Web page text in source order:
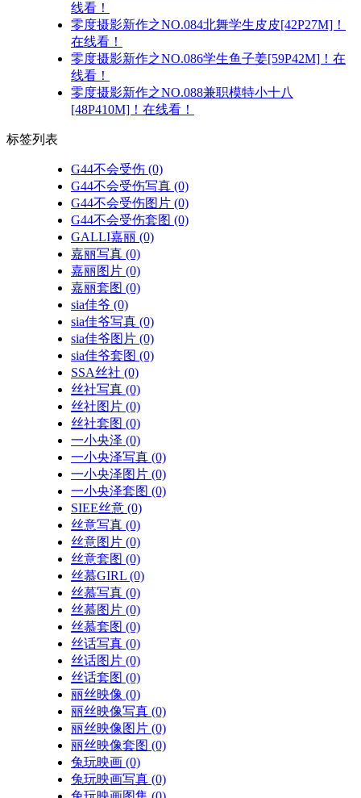
线看！
零度摄影新作之NO.084北舞学生皮皮[42P27M]！
在线看！
零度摄影新作之NO.086学生鱼子姜[59P42M]！在
线看！
零度摄影新作之NO.088兼职模特小十八
[48P410M]！在线看！
标签列表
G44不会受伤 (0)
G44不会受伤写真 (0)
G44不会受伤图片 (0)
G44不会受伤套图 (0)
GALLI嘉丽 (0)
嘉丽写真 (0)
嘉丽图片 (0)
嘉丽套图 (0)
sia佳爷 (0)
sia佳爷写真 (0)
sia佳爷图片 (0)
sia佳爷套图 (0)
SSA丝社 (0)
丝社写真 (0)
丝社图片 (0)
丝社套图 (0)
一小央泽 (0)
一小央泽写真 (0)
一小央泽图片 (0)
一小央泽套图 (0)
SIEE丝意 (0)
丝意写真 (0)
丝意图片 (0)
丝意套图 (0)
丝慕GIRL (0)
丝慕写真 (0)
丝慕图片 (0)
丝慕套图 (0)
丝话写真 (0)
丝话图片 (0)
丝话套图 (0)
丽丝映像 (0)
丽丝映像写真 (0)
丽丝映像图片 (0)
丽丝映像套图 (0)
兔玩映画 (0)
兔玩映画写真 (0)